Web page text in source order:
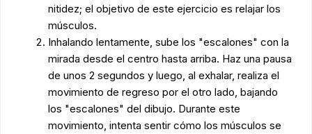
nitidez; el objetivo de este ejercicio es relajar los
músculos.
Inhalando lentamente, sube los "escalones" con la
mirada desde el centro hasta arriba. Haz una pausa
de unos 2 segundos y luego, al exhalar, realiza el
movimiento de regreso por el otro lado, bajando
los "escalones" del dibujo. Durante este
movimiento, intenta sentir cómo los músculos se